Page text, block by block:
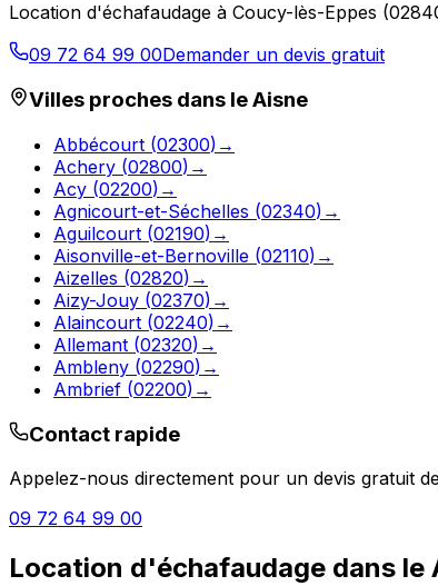
Location d'échafaudage à Coucy-lès-Eppes (
09 72 64 99 00Demander un devis gratuit
Villes proches dans leAisne
Abbécourt (02300) →
Achery (02800) →
Acy (02200) →
Agnicourt-et-Séchelles (02340) →
Aguilcourt (02190) →
Aisonville-et-Bernoville (02110) →
Aizelles (02820) →
Aizy-Jouy (02370) →
Alaincourt (02240) →
Allemant (02320) →
Ambleny (02290) →
Ambrief (02200) →
Contact rapide
Appelez-nous directement pour un devis gratuit
09 72 64 99 00
Location d'échafaudage dans le